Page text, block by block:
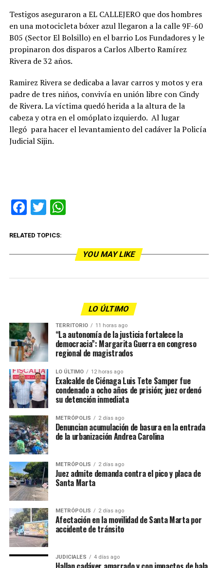
Testigos aseguraron a EL CALLEJERO que dos hombres
en una motocicleta bóxer azul llegaron a la calle 9F-60
B05 (Sector El Bolsillo) en el barrio Los Fundadores y le
propinaron dos disparos a Carlos Alberto Ramírez
Rivera de 32 años.
Ramirez Rivera se dedicaba a lavar carros y motos y era
padre de tres niños, convivía en unión libre con Cindy
de Rivera. La víctima quedó herida a la altura de la
cabeza y otra en el omóplato izquierdo. Al lugar
llegó para hacer el levantamiento del cadáver la Policía
Judicial Sijin.
Facebook
TwitterWhatsApp
RELATED TOPICS:
YOU MAY LIKE
LO ÚLTIMO
TERRITORIO 11 horas ago
“La autonomía de la justicia fortalece la
democracia”: Margarita Guerra en congreso
regional de magistrados
LO ÚLTIMO 12 horas ago
Exalcalde de Ciénaga Luis Tete Samper fue
condenado a ocho años de prisión; juez ordenó
su detención inmediata
METRÓPOLIS 2 días ago
Denuncian acumulación de basura en la entrada
de la urbanización Andrea Carolina
METRÓPOLIS 2 días ago
Juez admite demanda contra el pico y placa de
Santa Marta
METRÓPOLIS 2 días ago
Afectación en la movilidad de Santa Marta por
accidente de tránsito
JUDICIALES 4 días ago